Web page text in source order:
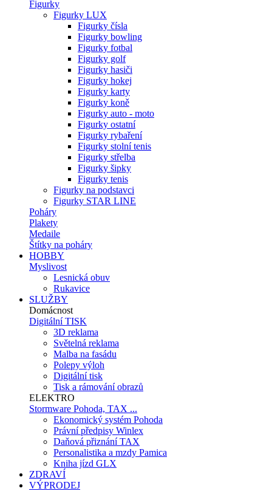
Figurky
Figurky LUX
Figurky čísla
Figurky bowling
Figurky fotbal
Figurky golf
Figurky hasiči
Figurky hokej
Figurky karty
Figurky koně
Figurky auto - moto
Figurky ostatní
Figurky rybaření
Figurky stolní tenis
Figurky střelba
Figurky šipky
Figurky tenis
Figurky na podstavci
Figurky STAR LINE
Poháry
Plakety
Medaile
Štítky na poháry
HOBBY
Myslivost
Lesnická obuv
Rukavice
SLUŽBY
Domácnost
Digitální TISK
3D reklama
Světelná reklama
Malba na fasádu
Polepy výloh
Digitální tisk
Tisk a rámování obrazů
ELEKTRO
Stormware Pohoda, TAX ...
Ekonomický systém Pohoda
Právní předpisy Winlex
Daňová přiznání TAX
Personalistika a mzdy Pamica
Kniha jízd GLX
ZDRAVÍ
VÝPRODEJ